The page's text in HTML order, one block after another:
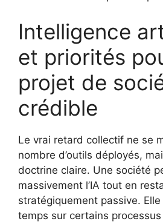
Intelligence
et priorités
projet de
crédible
Le vrai retard collectif ne se
nombre d’outils déployés,
doctrine claire. Une société
massivement l’IA tout en
stratégiquement passive.
temps sur certains